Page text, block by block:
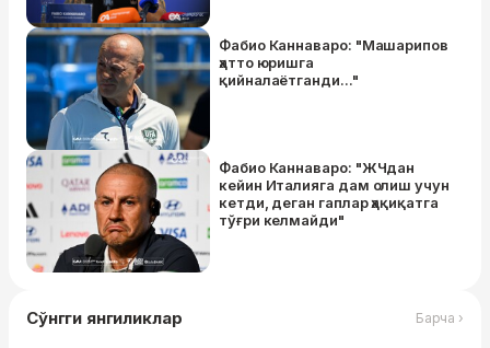
Фабио Каннаваро: "Машарипов
ҳатто юришга
қийналаётганди..."
Фабио Каннаваро: "ЖЧдан
кейин Италияга дам олиш учун
кетди, деган гаплар ҳақиқатга
тўғри келмайди"
Сўнгги янгиликлар Барча ›